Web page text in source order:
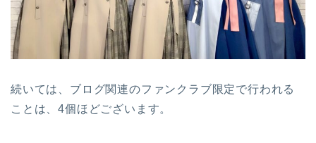
続いては、ブログ関連のファンクラブ限定で行われる
ことは、4個ほどございます。